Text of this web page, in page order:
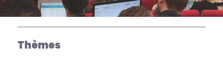
Thèmes